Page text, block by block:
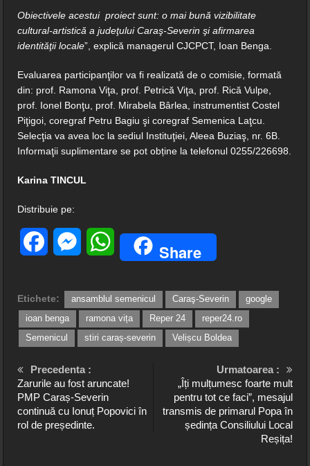
Obiectivele acestui proiect sunt: o mai bună vizibilitate
cultural-artistică a judeţului Caraş-Severin şi afirmarea
identităţii locale”, explică managerul CJCPCT, Ioan Benga.
Evaluarea participanţilor va fi realizată de o comisie, formată
din: prof. Ramona Viţa, prof. Petrică Viţa, prof. Rică Vulpe,
prof. Ionel Bonţu, prof. Mirabela Bârlea, instrumentist Costel
Piţigoi, coregraf Petru Bagiu şi coregraf Semenica Laţcu.
Selecţia va avea loc la sediul Instituţiei, Aleea Buziaş, nr. 6B.
Informaţii suplimentare se pot obține la telefonul 0255/226698.
Karina TINCUL
Distribuie pe:
FacebookMessengerWhatsAppShare
Etichete: ansamblul semenicul Caraş-Severin
google
ioan benga
ramona vița Reper 24
reper24.ro
Semenicul
stiri caraș-severin Velișcu Boldea
Precedenta :
Zarurile au fost aruncate!
PMP Caraș-Severin
continuă cu Ionuț Popovici în
rol de președinte.
Urmatoarea :
„Îți mulțumesc foarte mult
pentru tot ce faci”, mesajul
transmis de primarul Popa în
ședința Consiliului Local
Reșița!